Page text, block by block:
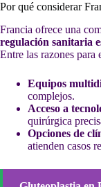
Por qué considerar
Francia ofrece una
regulación sanitaria
Entre las razones para
Equipos
complejos.
Acceso a
quirúrgica
Opciones de
atienden casos